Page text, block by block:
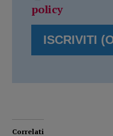
policy
Correlati